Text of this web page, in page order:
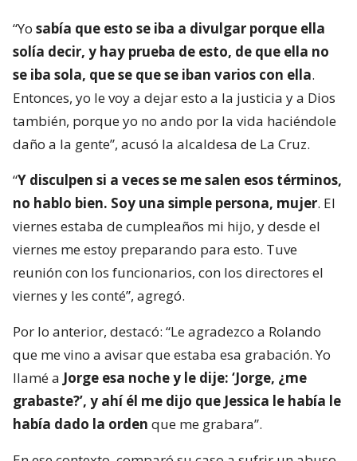
“Yo sabía que esto se iba a divulgar porque ella
solía decir, y hay prueba de esto, de que ella no
se iba sola, que se que se iban varios con ella.
Entonces, yo le voy a dejar esto a la justicia y a Dios
también, porque yo no ando por la vida haciéndole
daño a la gente”, acusó la alcaldesa de La Cruz.
“Y disculpen si a veces se me salen esos términos,
no hablo bien. Soy una simple persona, mujer. El
viernes estaba de cumpleaños mi hijo, y desde el
viernes me estoy preparando para esto. Tuve
reunión con los funcionarios, con los directores el
viernes y les conté”, agregó.
Por lo anterior, destacó: “Le agradezco a Rolando
que me vino a avisar que estaba esa grabación. Yo
llamé a Jorge esa noche y le dije: ‘Jorge, ¿me
grabaste?’, y ahí él me dijo que Jessica le había le
había dado la orden que me grabara”.